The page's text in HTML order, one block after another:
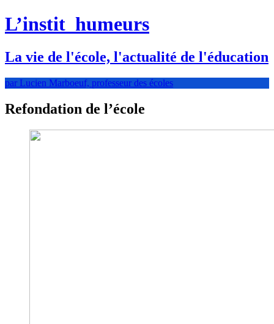
L’instit humeurs
La vie de l'école, l'actualité de l'éducation
par Lucien Marboeuf, professeur des écoles
Refondation de l’école